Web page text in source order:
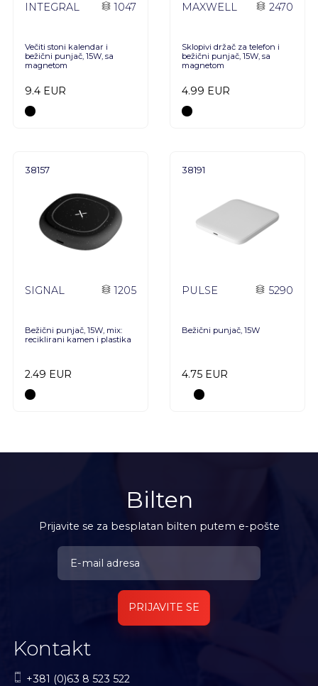
INTEGRAL 1047
Večiti stoni kalendar i
bežični punjač, 15W, sa
magnetom
9.4 EUR
MAXWELL 2470
Sklopivi držač za telefon i
bežični punjač, 15W, sa
magnetom
4.99 EUR
38157
SIGNAL 1205
Bežični punjač, 15W, mix:
reciklirani kamen i plastika
2.49 EUR
38191
PULSE 5290
Bežični punjač, 15W
4.75 EUR
Bilten
Prijavite se za besplatan bilten putem e-pošte
PRIJAVITE SE
Kontakt
+381 (0)63 8 523 522